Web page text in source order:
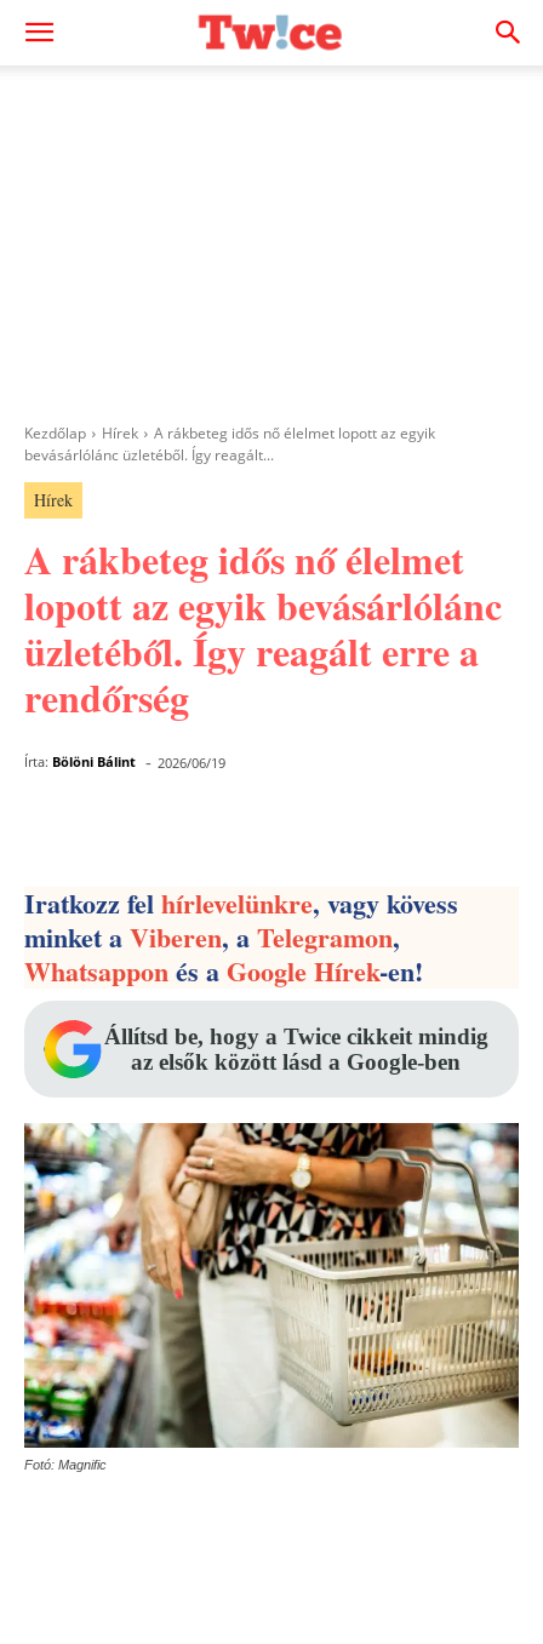
Kezdőlap Hírek
A rákbeteg idős nő élelmet lopott az egyik
bevásárlólánc üzletéből. Így reagált...
Hírek
A rákbeteg idős nő élelmet
lopott az egyik bevásárlólánc
üzletéből. Így reagált erre a
rendőrség
Írta: Bölöni Bálint - 2026/06/19
Iratkozz felhírlevelünkre, vagy kövess
minket aViberen, aTelegramon,
Whatsapponés aGoogle Hírek-en!
Állítsd be, hogy a Twice cikkeit mindig
az elsők között lásd a Google-ben
Fotó: Magnific